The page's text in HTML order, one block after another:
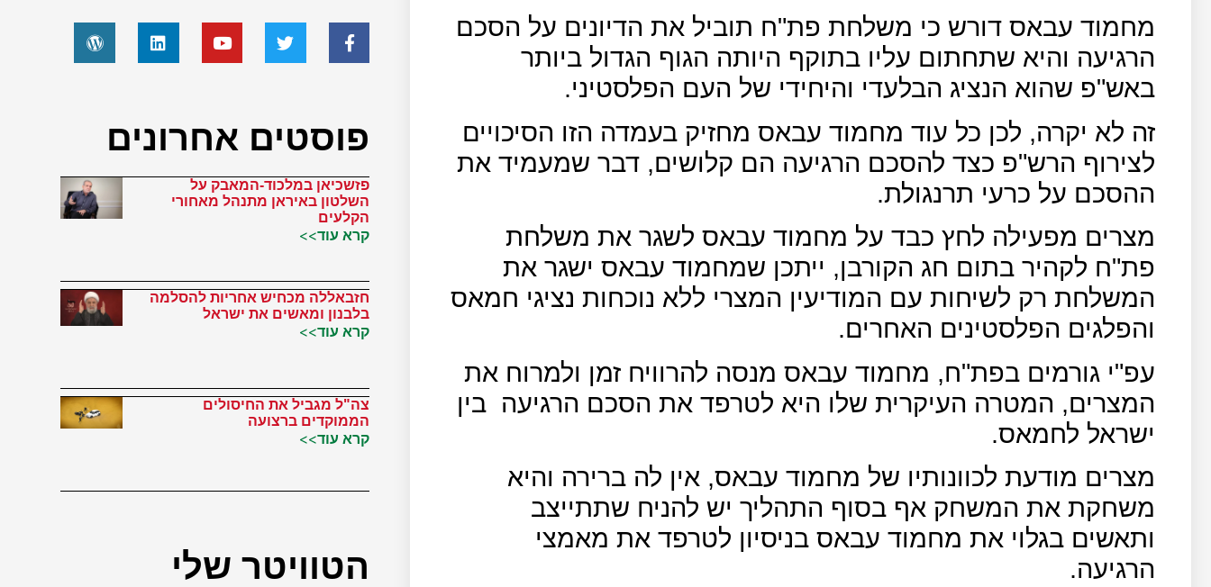
מחמוד עבאס דורש כי משלחת פת"ח תוביל את הדיונים על הסכם
הרגיעה והיא שתחתום עליו בתוקף היותה הגוף הגדול ביותר
באש"פ שהוא הנציג הבלעדי והיחידי של העם הפלסטיני.
זה לא יקרה, לכן כל עוד מחמוד עבאס מחזיק בעמדה הזו הסיכויים
לצירוף הרש"פ כצד להסכם הרגיעה הם קלושים, דבר שמעמיד את
ההסכם על כרעי תרנגולת.
מצרים מפעילה לחץ כבד על מחמוד עבאס לשגר את משלחת
פת"ח לקהיר בתום חג הקורבן, ייתכן שמחמוד עבאס ישגר את
המשלחת רק לשיחות עם המודיעין המצרי ללא נוכחות נציגי חמאס
והפלגים הפלסטינים האחרים.
עפ"י גורמים בפת"ח, מחמוד עבאס מנסה להרוויח זמן ולמרוח את
המצרים, המטרה העיקרית שלו היא לטרפד את הסכם הרגיעה בין
ישראל לחמאס.
מצרים מודעת לכוונותיו של מחמוד עבאס, אין לה ברירה והיא
משחקת את המשחק אף בסוף התהליך יש להניח שתתייצב
ותאשים בגלוי את מחמוד עבאס בניסיון לטרפד את מאמצי
הרגיעה.
פוסטים אחרונים
פזשכיאן במלכוד-המאבק על
השלטון באיראן מתנהל מאחורי
הקלעים
קרא עוד>>
חזבאללה מכחיש אחריות להסלמה
בלבנון ומאשים את ישראל
קרא עוד>>
צה"ל מגביל את החיסולים
הממוקדים ברצועה
קרא עוד>>
הטוויטר שלי